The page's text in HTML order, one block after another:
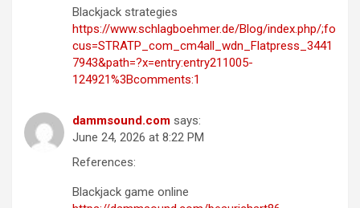
Blackjack strategies
https://www.schlagboehmer.de/Blog/index.php/;fo
cus=STRATP_com_cm4all_wdn_Flatpress_3441
7943&path=?x=entry:entry211005-
124921%3Bcomments:1
dammsound.com says:
June 24, 2026 at 8:22 PM
References:
Blackjack game online